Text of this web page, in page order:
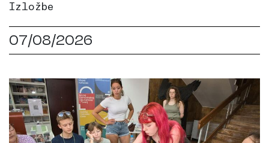
Izložbe
07/08/2026